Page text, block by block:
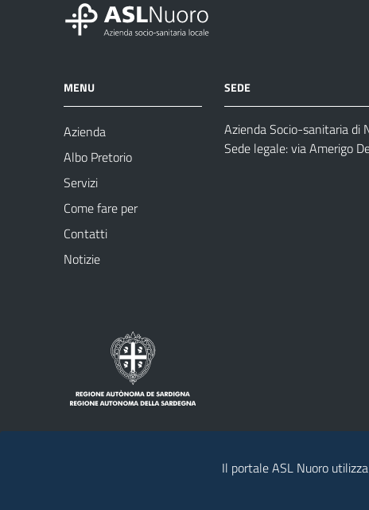
MENU
Azienda
Albo Pretorio
Servizi
Come fare per
Contatti
Notizie
SEDE
Azienda Socio-sanitaria di
Sede legale: via Amerigo
Il portale ASL Nuoro